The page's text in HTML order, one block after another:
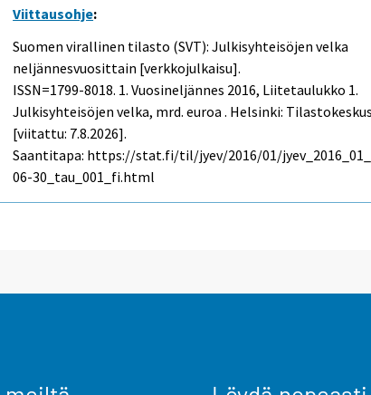
Viittausohje:
Suomen virallinen tilasto (SVT): Julkisyhteisöjen velka
neljännesvuosittain [verkkojulkaisu].
ISSN=1799-8018. 1. Vuosineljännes 2016, Liitetaulukko 1.
Julkisyhteisöjen velka, mrd. euroa . Helsinki: Tilastokeskus
[viitattu: 7.8.2026].
Saantitapa: https://stat.fi/til/jyev/2016/01/
06-30_tau_001_fi.html